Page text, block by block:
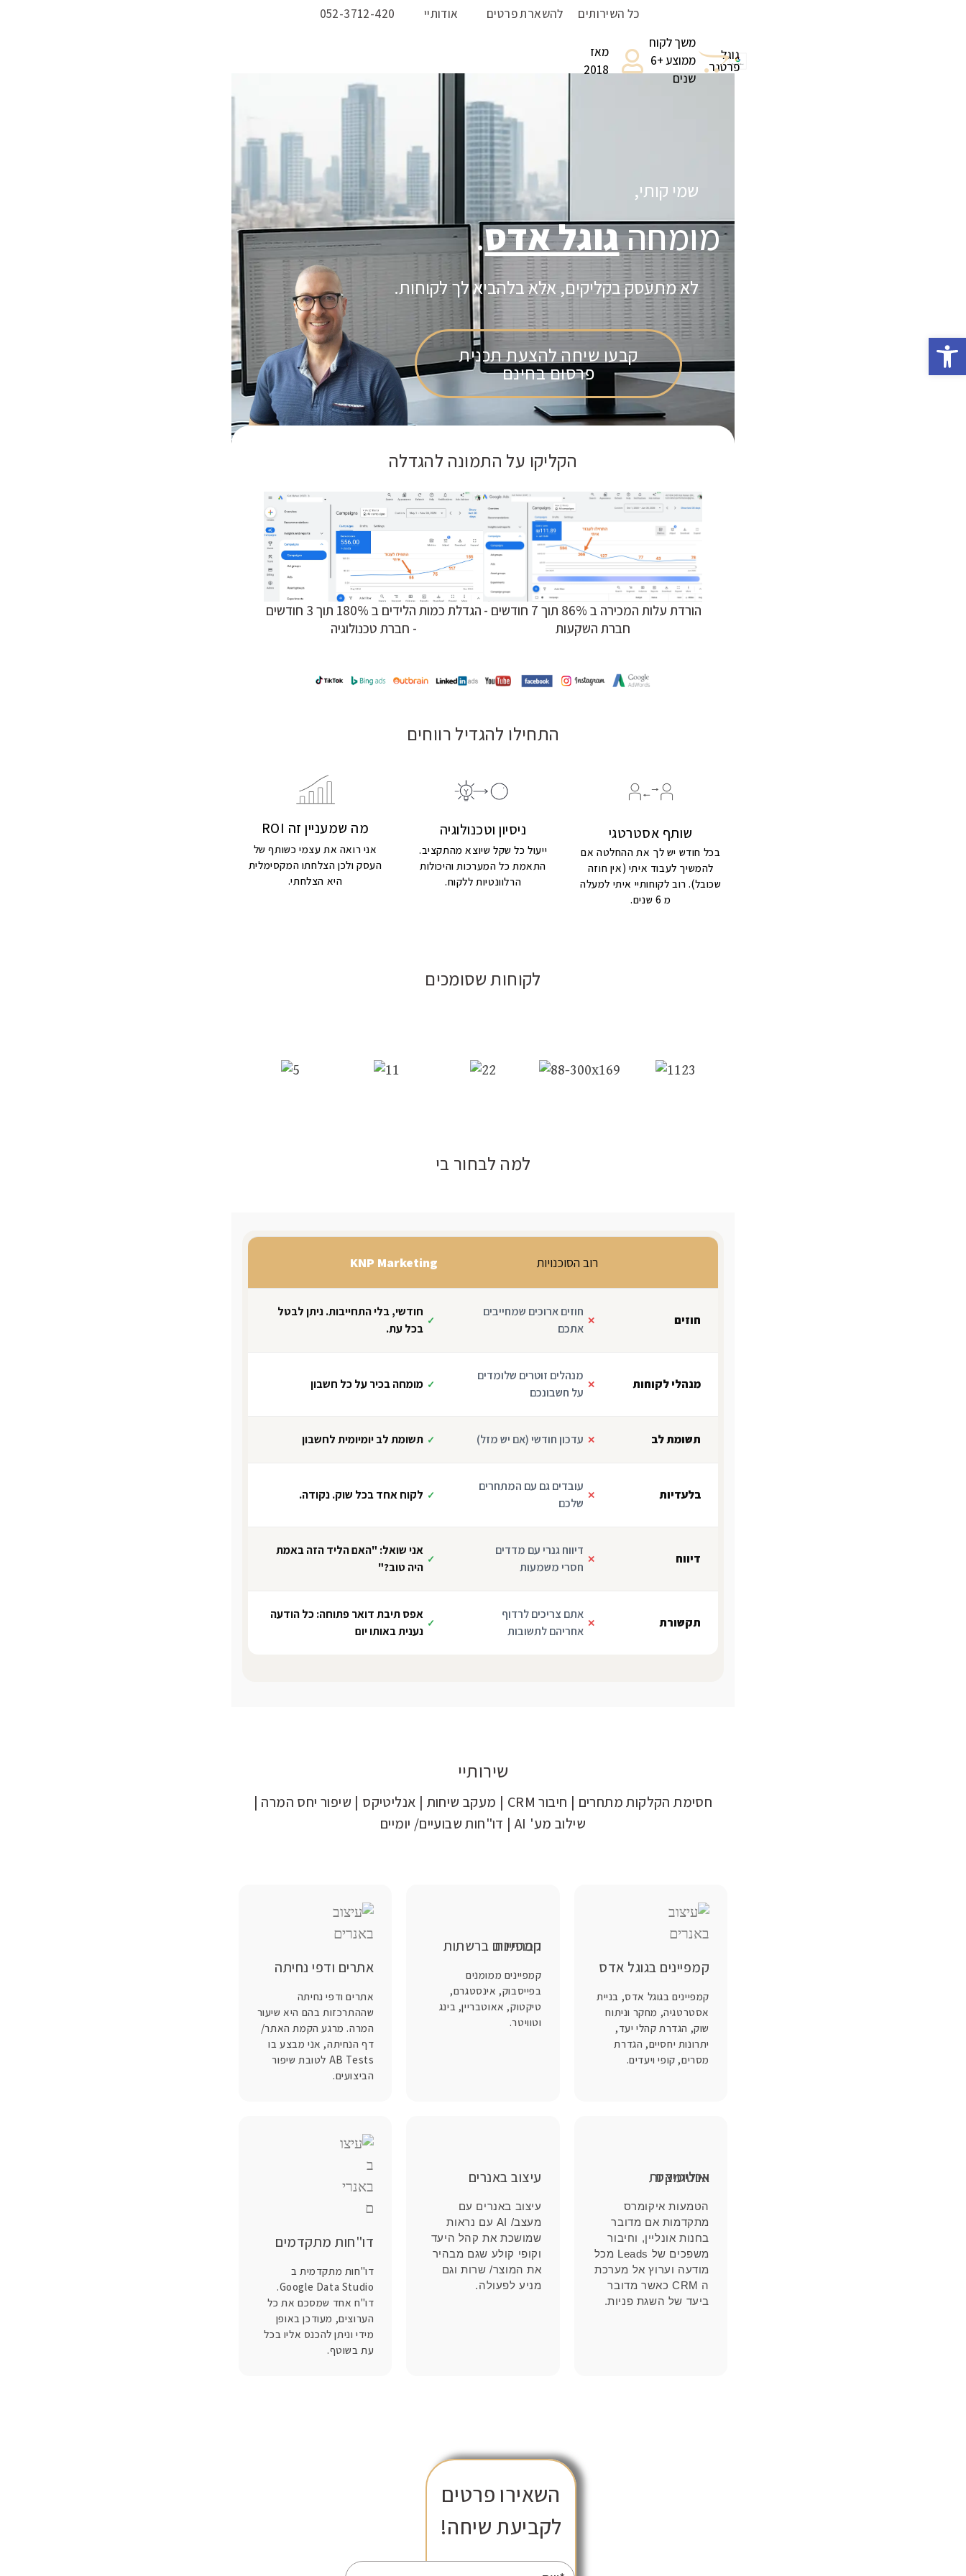
פתח סרגל נגישות
כל השירותים להשארת פרטים אודותיי 052-3712-420
גוגל
פרטנר
משך לקוח
ממוצע +6
שנים
מאז
2018
שמי קותי,
מומחהגוגל אדס.
לא מתעסק בקליקים, אלא בלהביא לך לקוחות.
קבעו שיחה להצעת תכנית
פרסום בחינם
הקליקו על התמונה להגדלה
הגדלת כמות הלידים ב 180% תוך 3 חודשים
- חברת טכנולוגיה
הורדת עלות המכירה ב 86% תוך 7 חודשים -
חברת השקעות
התחילו להגדיל רווחים
שותף אסטרטגי
בכל חודש יש לך את ההחלטה אם
להמשיך לעבוד איתי (אין חוזה
שכובל). רוב לקוחותיי איתי למעלה
מ 6 שנים.
ניסיון וטכנולוגיה
ייעול כל שקל שיוצא מהתקציב.
התאמת כל המערכות והיכולות
הרלוונטיות ללקוח.
מה שמעניין זה ROI
אני רואה את עצמי כשותף של
העסק ולכן הצלחתו המקסימלית
היא הצלחתי.
לקוחות שסומכים
למה לבחור בי
רוב הסוכנויות KNP Marketing
חוזים ✕
חוזים ארוכים שמחייבים
אתכם
✓
חודשי, בלי התחייבות. ניתן לבטל
בכל עת.
מנהלי לקוחות ✕
מנהלים זוטרים שלומדים
על חשבונכם
✓ מומחה בכיר על כל חשבון
תשומת לב ✕ עדכון חודשי (אם יש מזל) ✓ תשומת לב יומיומית לחשבון
בלעדיות ✕
עובדים גם עם המתחרים
שלכם
✓ לקוח אחד בכל שוק. נקודה.
דיווח ✕
דיווח גנרי עם מדדים
חסרי משמעות
✓
אני שואל: "האם הליד הזה באמת
היה טוב?"
תקשורת ✕
אתם צריכים לרדוף
אחריהם לתשובות
✓
אפס תיבת דואר פתוחה: כל הודעה
נענית באותו יום
שירותיי
חסימת הקלקות מתחרים | חיבור CRM | מעקב שיחות | אנליטיקס | שיפור יחס המרה |
שילוב מע' AI | דו"חות שבועיים/ יומיים
קמפיינים בגוגל אדס
קמפיינים בגוגל אדס, בניית
אסטרטגיה, מחקר וניתוח
שוק, הגדרת קהלי יעד,
יתרונות יחסיים, הגדרת
מסרים, קופי ויעדים.
קמפיינים ברשתות חברתיות
קמפיינים ממומנים
בפייסבוק, אינסטגרם,
טיקטוק, אאוטבריין, בינג
וטוויטר.
אתרים ודפי נחיתה
אתרים ודפי נחיתה
שההתרכזות בהם היא שיעור
המרה. מרגע הקמת האתר/
דף הנחיתה, אני מבצע בו
AB Tests לטובת שיפור
הביצועים.
אנליטיקס ואוטומציות
הטמעות איקומרס
מתקדמות אם מדובר
בחנות אונליין, וחיבור
משפכים של Leads מכל
מודעה וערוץ אל מערכת
ה CRM כאשר מדובר
ביעד של השגת פניות.
עיצוב באנרים
עיצוב באנרים עם
מעצב/ AI עם נראות
שמושכת את קהל היעד
וקופי קולע שגם מבהיר
את המוצר/ שרות וגם
מניע לפעולה.
דו"חות מתקדמים
דו"חות מתקדמית ב
Google Data Studio.
דו"ח אחד שמסכם את כל
הערוצים, מעודכן באופן
מידי וניתן להכנס אליו בכל
עת בשוטף.
השאירו פרטים
לקביעת שיחה!